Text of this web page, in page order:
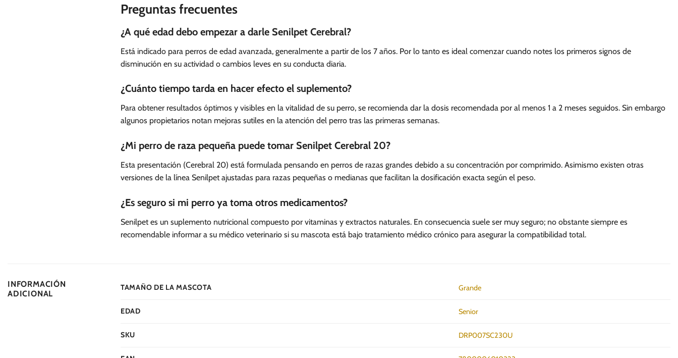
Preguntas frecuentes
¿A qué edad debo empezar a darle Senilpet Cerebral?
Está indicado para perros de edad avanzada, generalmente a partir de los 7 años. Por lo tanto es ideal comenzar cuando notes los primeros signos de
disminución en su actividad o cambios leves en su conducta diaria.
¿Cuánto tiempo tarda en hacer efecto el suplemento?
Para obtener resultados óptimos y visibles en la vitalidad de su perro, se recomienda dar la dosis recomendada por al menos 1 a 2 meses seguidos. Sin embargo
algunos propietarios notan mejoras sutiles en la atención del perro tras las primeras semanas.
¿Mi perro de raza pequeña puede tomar Senilpet Cerebral 20?
Esta presentación (Cerebral 20) está formulada pensando en perros de razas grandes debido a su concentración por comprimido. Asimismo existen otras
versiones de la línea Senilpet ajustadas para razas pequeñas o medianas que facilitan la dosificación exacta según el peso.
¿Es seguro si mi perro ya toma otros medicamentos?
Senilpet es un suplemento nutricional compuesto por vitaminas y extractos naturales. En consecuencia suele ser muy seguro; no obstante siempre es
recomendable informar a su médico veterinario si su mascota está bajo tratamiento médico crónico para asegurar la compatibilidad total.
INFORMACIÓN
ADICIONAL
TAMAÑO DE LA MASCOTA Grande
EDAD Senior
SKU DRP007SC230U